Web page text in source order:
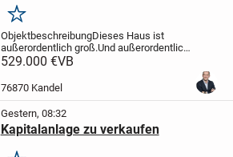
Merken
ObjektbeschreibungDieses Haus ist
außerordentlich groß.Und außerordentlich
schön.8 Zimmer, 3 Bäder.
oder ergänzend 1-2 Einheiten darin
vermieten,...
529.000 €VB
76870 Kandel
Gestern, 08:32
Kapitalanlage zu verkaufen